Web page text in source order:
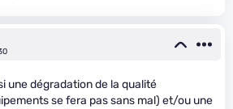
une dégradation de la qualité
se fera pas sans mal) et/ou une